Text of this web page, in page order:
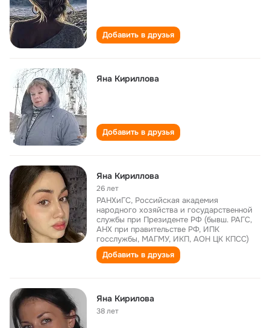
Добавить в друзья
Яна Кириллова
Добавить в друзья
Яна Кириллова
26 лет
РАНХиГС, Российская академия
народного хозяйства и государственной
службы при Президенте РФ (бывш. РАГС,
АНХ при правительстве РФ, ИПК
госслужбы, МАГМУ, ИКП, АОН ЦК КПСС)
Добавить в друзья
Яна Кирилова
38 лет